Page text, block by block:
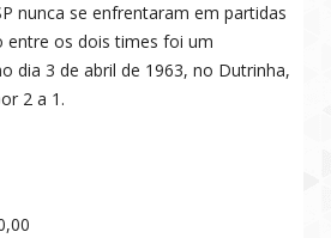
nunca se enfrentaram em partidas
entre os dois times foi um
dia 3 de abril de 1963, no Dutrinha,
2 a 1.